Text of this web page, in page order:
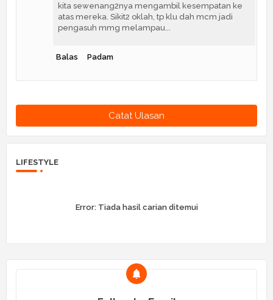
kita sewenang2nya mengambil kesempatan ke
atas mereka. Sikit2 oklah, tp klu dah mcm jadi
pengasuh mmg melampau...
Balas Padam
Catat Ulasan
LIFESTYLE
Error:Tiada hasil carian ditemui